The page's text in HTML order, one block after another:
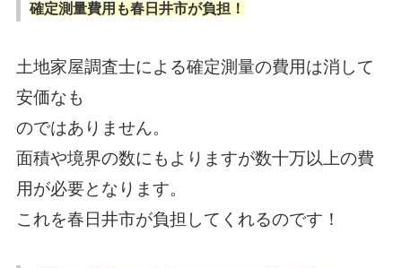
確定測量費用も春日井市が負担！
土地家屋調査士による確定測量の費用は消して
安価なも
のではありません。
面積や境界の数にもよりますが数十万以上の費
用が必要となります。
これを春日井市が負担してくれるのです！